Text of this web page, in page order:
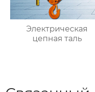
Электрическая
цепная таль